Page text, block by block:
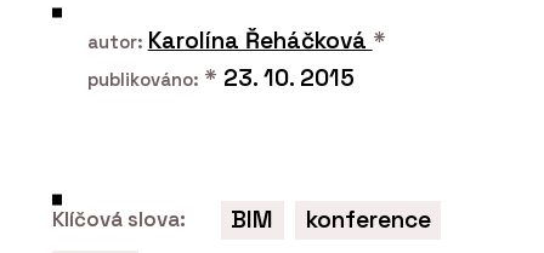
O FIRMĚ
autor: Karolína Řeháčková *
publikováno: * 23. 10. 2015
Klíčová slova: BIM
konference